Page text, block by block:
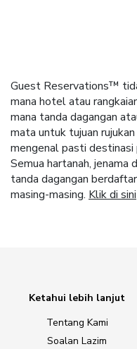
Guest Reservations™
mana hotel atau
mana tanda dagangan
mata untuk tujuan
mengenal pasti destinasi
Semua hartanah,
tanda dagangan
masing-masing. Klik di sini
Ketahui lebih lanjut
Tentang Kami
Soalan Lazim